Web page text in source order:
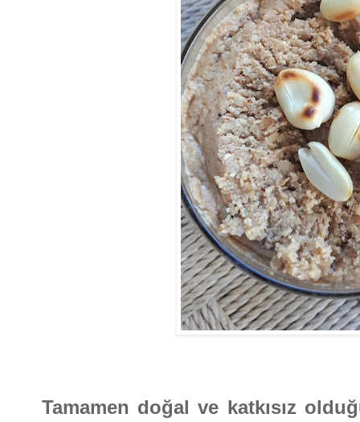
Tamamen doğal ve katkısız